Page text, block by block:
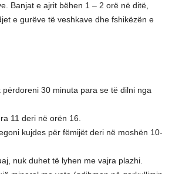
Banjat e ajrit bëhen 1 – 2 orë në ditë,
e gurëve të veshkave dhe fshikëzën e
30 minuta para se të dilni nga
11 deri në orën 16.
kujdes për fëmijët deri në moshën 10-
nuk duhet të lyhen me vajra plazhi.